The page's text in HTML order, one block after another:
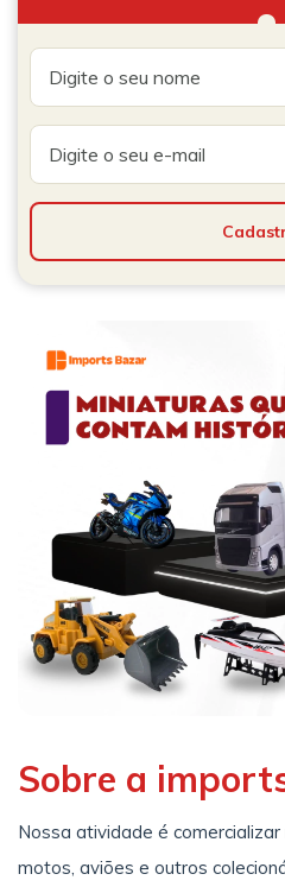
Sobre a
Nossa atividade é
motos, aviões e outros